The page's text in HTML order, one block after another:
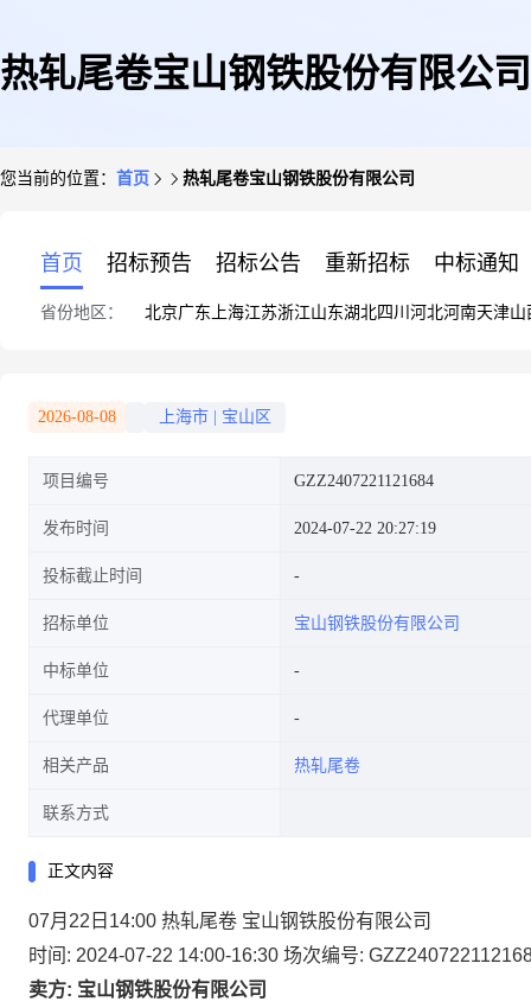
热轧尾卷宝山钢铁股份有限公司
您当前的位置： 首页 热轧尾卷宝山钢铁股份有限公司
首页 招标预告 招标公告 重新招标 中标通知
省份地区： 北京广东 上海江苏浙江山东湖北四川 河北河南天津山
2026-08-08 上海市 宝山区
项目编号 GZZ2407221121684
发布时间 2024-07-22 20:27:19
投标截止时间
招标单位 宝山钢铁股份有限公司
中标单位
代理单位
相关产品 热轧尾卷
联系方式
正文内容
07月22日14:00 热轧尾卷 宝山钢铁股份有限公司
时间: 2024-07-22 14:00-16:30 场次编号:
卖方: 宝山钢铁股份有限公司